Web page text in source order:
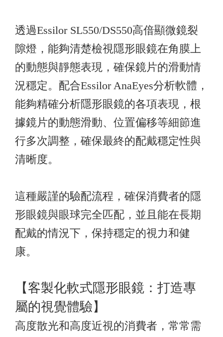
透過Essilor SL550/DS550高偣顯微鏡裂
隙燈，能夠清楚檢視隱形眼鏡在角膜上
的動態與靜態表現，確保鏡片的滑動情
況穩定。配合Essilor AnaEyes分析軟體，
能夠精確分析隱形眼鏡的各項表現，根
據鏡片的動態滑動、位置偏移等細節進
行多次調整，確保最終的配戴穩定性與
清晰度。
這種嚴謹的驗配流程，確保消費者的隱
形眼鏡與眼球完全匹配，並且能在長期
配戴的情況下，保持穩定的視力和健
康。
【客製化軟式隱形眼鏡：打造專
屬的視覺體驗】
高度散光和高度近視的消費者，常常需